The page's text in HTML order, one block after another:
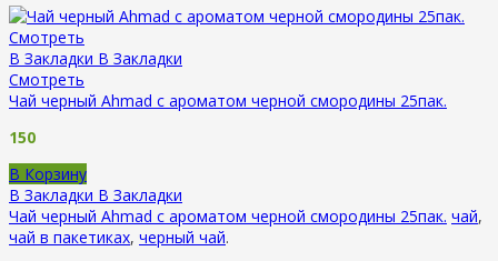
Смотреть
В Закладки В Закладки
Смотреть
Чай черный Ahmad с ароматом черной смородины 25пак.
150
В Корзину
В Закладки В Закладки
Чай черный Ahmad с ароматом черной смородины 25пак. чай,
чай в пакетиках, черный чай.